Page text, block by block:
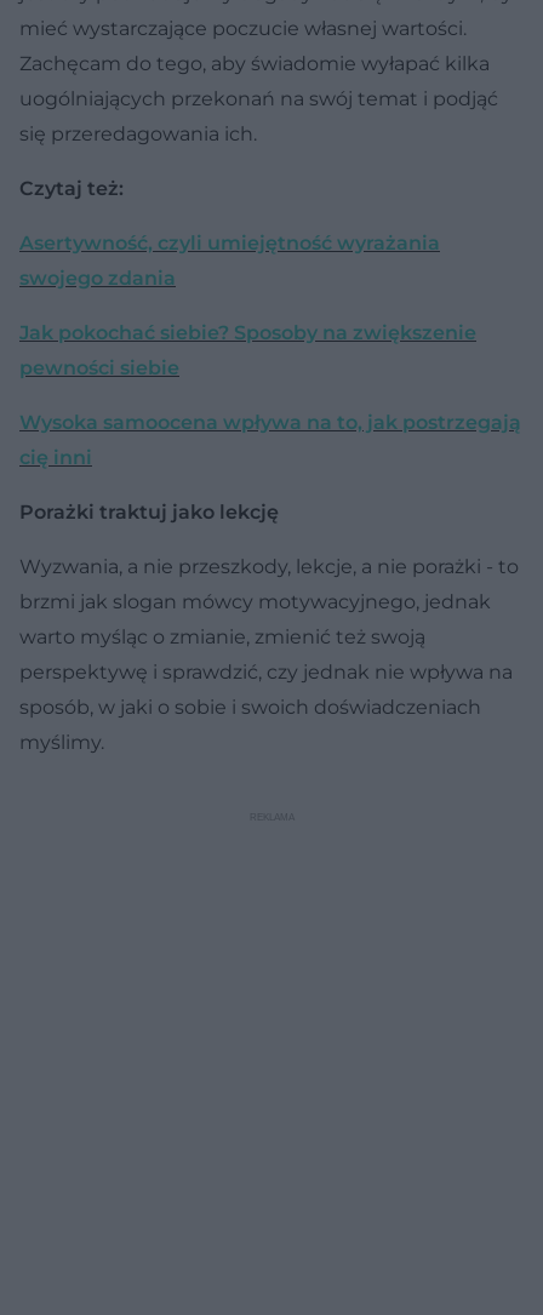
mieć wystarczające poczucie własnej wartości.
Zachęcam do tego, aby świadomie wyłapać kilka
uogólniających przekonań na swój temat i podjąć
się przeredagowania ich.
Czytaj też:
Asertywność, czyli umiejętność wyrażania
swojego zdania
Jak pokochać siebie? Sposoby na zwiększenie
pewności siebie
Wysoka samoocena wpływa na to, jak postrzegają
cię inni
Porażki traktuj jako lekcję
Wyzwania, a nie przeszkody, lekcje, a nie porażki - to
brzmi jak slogan mówcy motywacyjnego, jednak
warto myśląc o zmianie, zmienić też swoją
perspektywę i sprawdzić, czy jednak nie wpływa na
sposób, w jaki o sobie i swoich doświadczeniach
myślimy.